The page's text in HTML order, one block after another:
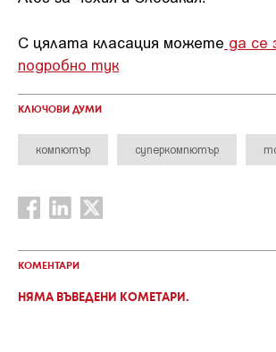
С цялата класация можете да се
подробно тук
КЛЮЧОВИ ДУМИ
компютър суперкомпютър
КОМЕНТАРИ
НЯМА ВЪВЕДЕНИ КОМЕТАРИ.